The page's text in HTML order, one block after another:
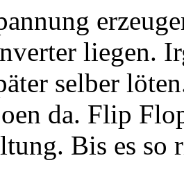
liegen.
selber
da. Flip
Bis es so